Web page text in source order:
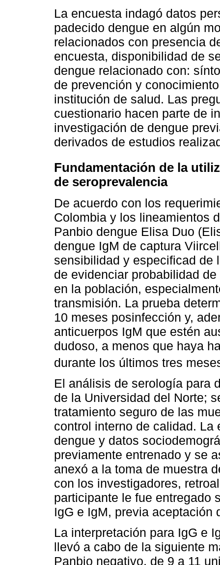
La encuesta indagó datos
padecido dengue en algún
relacionados con presencia
encuesta, disponibilidad de
dengue relacionado con:
de prevención y
institución de salud. Las
cuestionario hacen parte de
investigación de dengue
derivados de estudios
Fundamentación de la
de seroprevalencia
De acuerdo con los
Colombia y los lineamientos
Panbio dengue Elisa Duo
dengue IgM de captura
sensibilidad y especificad de
de evidenciar probabilidad
en la población,
transmisión. La prueba
10 meses posinfección y,
anticuerpos IgM que estén
dudoso, a menos que haya
durante los últimos tres
El análisis de serología para
de la Universidad del Norte;
tratamiento seguro de las
control interno de calidad.
dengue y datos
previamente entrenado y se
anexó a la toma de muestra
con los investigadores,
participante le fue entregado
IgG e IgM, previa aceptación
La interpretación para IgG e
llevó a cabo de la siguiente
Panbio negativo, de 9 a 11